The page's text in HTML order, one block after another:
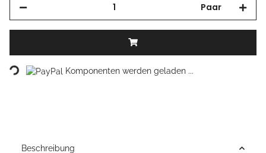
Paar
Loading... Komponenten werden geladen ...
Beschreibung